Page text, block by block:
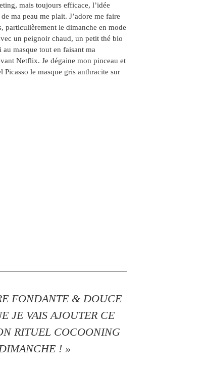
mais toujours efficace, l’idée
ma peau me plait. J’adore me faire
particulièrement le dimanche en mode
un peignoir chaud, un petit thé bio
au masque tout en faisant ma
Netflix. Je dégaine mon pinceau et
Picasso le masque gris anthracite sur
FONDANTE & DOUCE
JE VAIS AJOUTER CE
RITUEL COCOONING
! »